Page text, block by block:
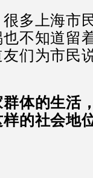
多上海市
不知道留
们为市民
体的生活
的社会地